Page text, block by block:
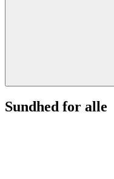
Sundhed for alle